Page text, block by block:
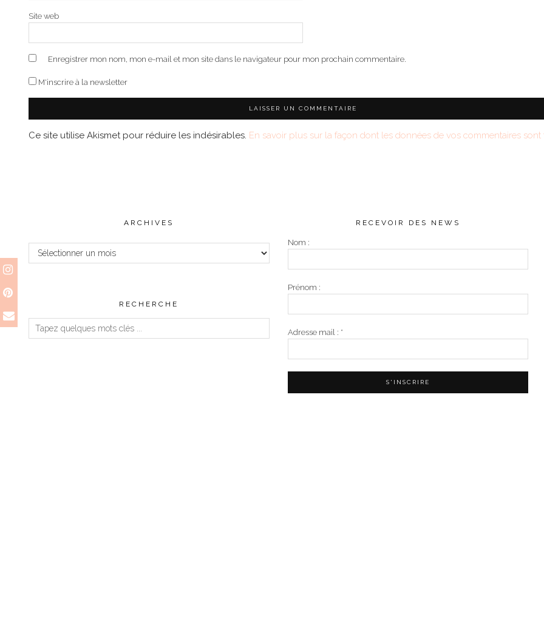
Site web
Enregistrer mon nom, mon e-mail et mon site dans le navigateur pour mon prochain commentaire.
M'inscrire à la newsletter
Ce site utilise Akismet pour réduire les indésirables. En savoir plus sur la façon dont les données de vos commentaires sont
ARCHIVES
Archives
RECHERCHE
RECEVOIR DES NEWS
Nom :
Prénom :
Adresse mail : *